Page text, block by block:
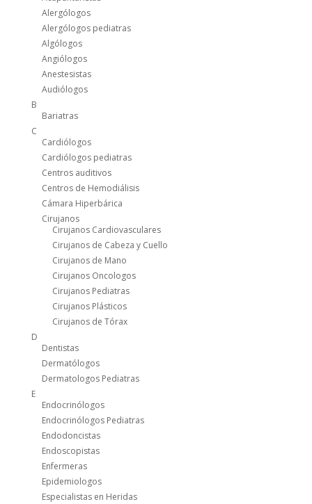
Alergólogos
Alergólogos pediatras
Algólogos
Angiólogos
Anestesistas
Audiólogos
B
Bariatras
C
Cardiólogos
Cardiólogos pediatras
Centros auditivos
Centros de Hemodiálisis
Cámara Hiperbárica
Cirujanos
Cirujanos Cardiovasculares
Cirujanos de Cabeza y Cuello
Cirujanos de Mano
Cirujanos Oncologos
Cirujanos Pediatras
Cirujanos Plásticos
Cirujanos de Tórax
D
Dentistas
Dermatólogos
Dermatologos Pediatras
E
Endocrinólogos
Endocrinólogos Pediatras
Endodoncistas
Endoscopistas
Enfermeras
Epidemiologos
Especialistas en Heridas